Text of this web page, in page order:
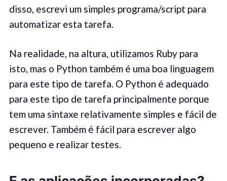
disso, escrevi um simples programa/script para
automatizar esta tarefa.
Na realidade, na altura, utilizamos Ruby para
isto, mas o Python também é uma boa linguagem
para este tipo de tarefa. O Python é adequado
para este tipo de tarefa principalmente porque
tem uma sintaxe relativamente simples e fácil de
escrever. Também é fácil para escrever algo
pequeno e realizar testes.